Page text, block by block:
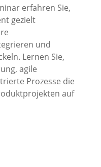
erfahren Sie,
gezielt
und
Lernen Sie,
agile
Prozesse die
auf